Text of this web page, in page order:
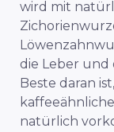
wird mit
die Leber und
Beste daran
natürlich